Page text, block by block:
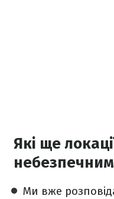
Які ще
Ми вже